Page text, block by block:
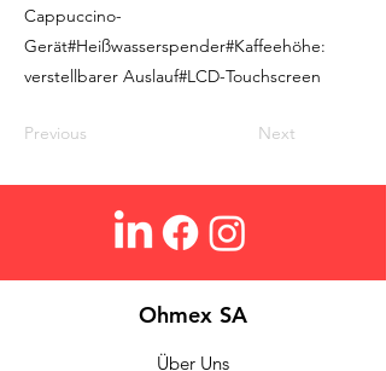
Cappuccino-
Gerät#Heißwasserspender#Kaffeehöhe:
verstellbarer Auslauf#LCD-Touchscreen
Previous Next
Ohmex SA
Über Uns